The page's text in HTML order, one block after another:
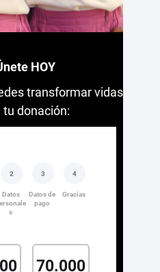
HOY
transformar vidas
tu donación: